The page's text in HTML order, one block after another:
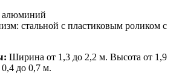
алюминий
стальной с пластиковым роликом с
Ширина от 1,3 до 2,2 м. Высота от 1,9
до 0,7 м.